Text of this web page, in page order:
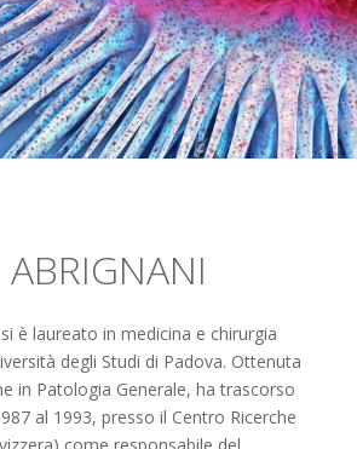
ABRIGNANI
è laureato in medicina e chirurgia
degli Studi di Padova. Ottenuta
in Patologia Generale, ha trascorso
al 1993, presso il Centro Ricerche